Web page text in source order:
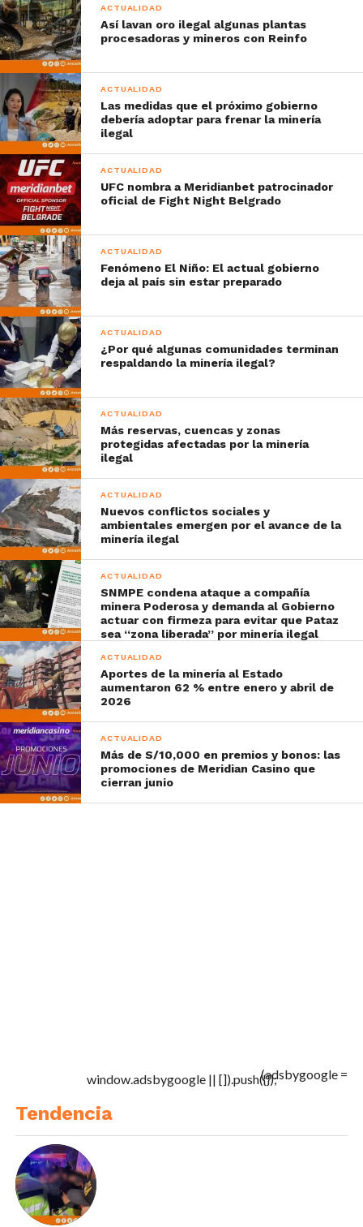
ACTUALIDAD
Así lavan oro ilegal algunas plantas
procesadoras y mineros con Reinfo
ACTUALIDAD
Las medidas que el próximo gobierno
debería adoptar para frenar la minería
ilegal
ACTUALIDAD
UFC nombra a Meridianbet patrocinador
oficial de Fight Night Belgrado
ACTUALIDAD
Fenómeno El Niño: El actual gobierno
deja al país sin estar preparado
ACTUALIDAD
¿Por qué algunas comunidades terminan
respaldando la minería ilegal?
ACTUALIDAD
Más reservas, cuencas y zonas
protegidas afectadas por la minería
ilegal
ACTUALIDAD
Nuevos conflictos sociales y
ambientales emergen por el avance de la
minería ilegal
ACTUALIDAD
SNMPE condena ataque a compañía
minera Poderosa y demanda al Gobierno
actuar con firmeza para evitar que Pataz
sea “zona liberada” por minería ilegal
ACTUALIDAD
Aportes de la minería al Estado
aumentaron 62 % entre enero y abril de
2026
ACTUALIDAD
Más de S/10,000 en premios y bonos: las
promociones de Meridian Casino que
cierran junio
(adsbygoogle =
window.adsbygoogle || []).push({});
Tendencia